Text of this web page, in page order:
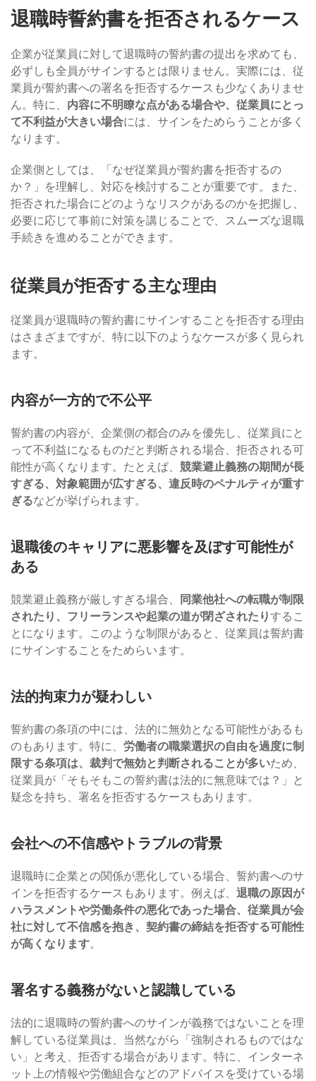
退職時誓約書を拒否されるケース
企業が従業員に対して退職時の誓約書の提出を求めても、
必ずしも全員がサインするとは限りません。実際には、従
業員が誓約書への署名を拒否するケースも少なくありませ
ん。特に、 内容に不明瞭な点がある場合や、従業員にとっ
て不利益が大きい場合には、サインをためらうことが多く
なります。
企業側としては、「なぜ従業員が誓約書を拒否するの
か？」を理解し、対応を検討することが重要です。また、
拒否された場合にどのようなリスクがあるのかを把握し、
必要に応じて事前に対策を講じることで、スムーズな退職
手続きを進めることができます。
従業員が拒否する主な理由
従業員が退職時の誓約書にサインすることを拒否する理由
はさまざまですが、特に以下のようなケースが多く見られ
ます。
内容が一方的で不公平
誓約書の内容が、企業側の都合のみを優先し、従業員にと
って不利益になるものだと判断される場合、拒否される可
能性が高くなります。たとえば、 競業避止義務の期間が長
すぎる、対象範囲が広すぎる、違反時のペナルティが重す
ぎるなどが挙げられます。
退職後のキャリアに悪影響を及ぼす可能性が
ある
競業避止義務が厳しすぎる場合、
同業他社への転職が制限
されたり、フリーランスや起業の道が閉ざされたりするこ
とになります。このような制限があると、従業員は誓約書
にサインすることをためらいます。
法的拘束力が疑わしい
誓約書の条項の中には、法的に無効となる可能性があるも
のもあります。特に、 労働者の職業選択の自由を過度に制
限する条項は、裁判で無効と判断されることが多いため、
従業員が「そもそもこの誓約書は法的に無意味では？」と
疑念を持ち、署名を拒否するケースもあります。
会社への不信感やトラブルの背景
退職時に企業との関係が悪化している場合、誓約書へのサ
インを拒否するケースもあります。例えば、 退職の原因が
ハラスメントや労働条件の悪化であった場合、従業員が会
社に対して不信感を抱き、契約書の締結を拒否する可能性
が高くなります。
署名する義務がないと認識している
法的に退職時の誓約書へのサインが義務ではないことを理
解している従業員は、当然ながら「強制されるものではな
い」と考え、拒否する場合があります。特に、インターネ
ット上の情報や労働組合などのアドバイスを受けている場